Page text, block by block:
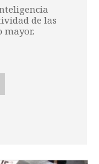
de las
mayor.